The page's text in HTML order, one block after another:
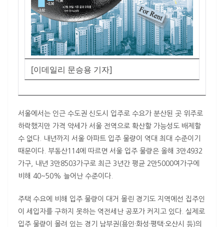
[이데일리 문승용 기자]
서울에서는 인근 수도권 신도시 입주로 수요가 분산된 곳 위주로
하락했지만 가격 약세가 서울 전역으로 확산할 가능성도 배제할
수 없다. 내년까지 서울 아파트 입주 물량이 역대 최대 수준이기
때문이다. 부동산114에 따르면 서울 입주 물량은 올해 3만4932
가구, 내년 3만8503가구로 최근 3년간 평균 2만5000여가구에
비해 40~50% 늘어난 수준이다.
주택 수요에 비해 입주 물량이 대거 몰린 경기도 지역에선 집주인
이 세입자를 구하지 못하는 역전세난 공포가 커지고 있다. 실제로
입주 물량이 몰려 있는 경기 남부권(용인·화성·평택·오산시 등)의